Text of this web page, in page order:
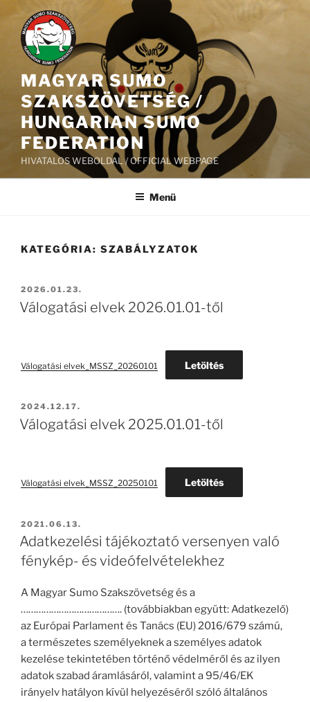
Tartalomhoz
MAGYAR SUMO
SZAKSZÖVETSÉG /
HUNGARIAN SUMO
FEDERATION
HIVATALOS WEBOLDAL / OFFICIAL WEBPAGE
Menü
KATEGÓRIA: SZABÁLYZATOK
BEKÜLDVE:
2026.01.23.
Válogatási elvek 2026.01.01-től
Válogatási elvek_MSSZ_20260101 Letöltés
BEKÜLDVE:
2024.12.17.
Válogatási elvek 2025.01.01-től
Válogatási elvek_MSSZ_20250101 Letöltés
BEKÜLDVE:
2021.06.13.
Adatkezelési tájékoztató versenyen való
fénykép- és videófelvételekhez
A Magyar Sumo Szakszövetség és a
…………………………………. (továbbiakban együtt: Adatkezelő)
az Európai Parlament és Tanács (EU) 2016/679 számú,
a természetes személyeknek a személyes adatok
kezelése tekintetében történő védelméről és az ilyen
adatok szabad áramlásáról, valamint a 95/46/EK
irányelv hatályon kívül helyezéséről szóló általános